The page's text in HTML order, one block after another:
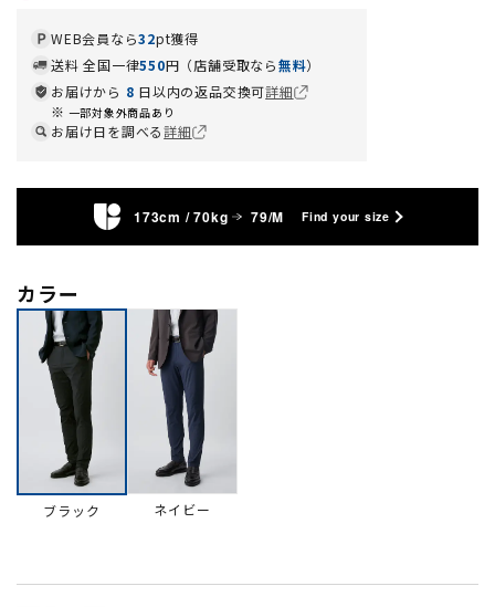
WEB会員なら32pt獲得
送料 全国一律550円（店舗受取なら無料）
お届けから 8 日以内の返品交換可詳細
一部対象外商品あり
お届け日を調べる詳細
173cm / 70kg 79/M Find your size
カラー
ブラック ネイビー